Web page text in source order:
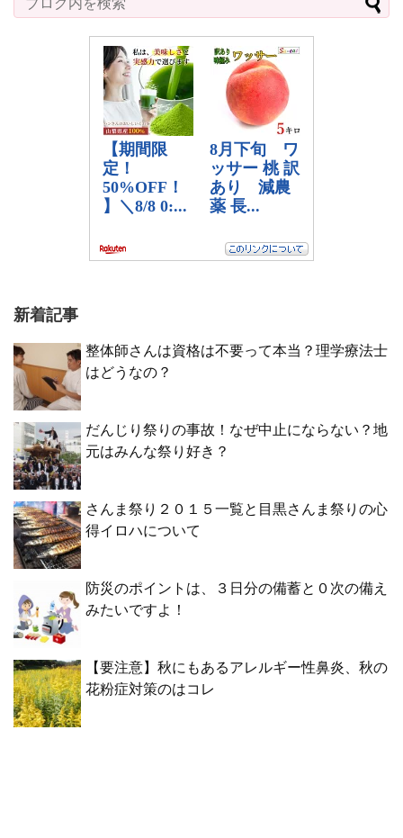
新着記事
整体師さんは資格は不要って本当？理学療法士
はどうなの？
だんじり祭りの事故！なぜ中止にならない？地
元はみんな祭り好き？
さんま祭り２０１５一覧と目黒さんま祭りの心
得イロハについて
防災のポイントは、３日分の備蓄と０次の備え
みたいですよ！
【要注意】秋にもあるアレルギー性鼻炎、秋の
花粉症対策のはコレ